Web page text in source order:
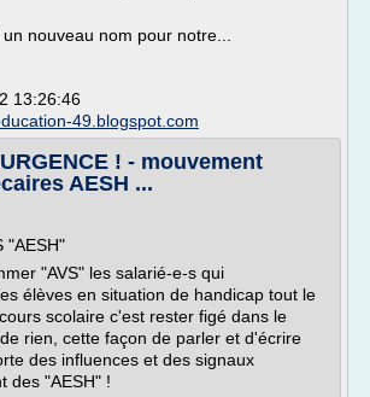
nouveau nom pour notre...
13:26:46
49.blogspot.com
! - mouvement
AESH ...
"AESH"
"AVS" les salarié-e-s qui
élèves en situation de handicap tout le
scolaire c'est rester figé dans le
rien, cette façon de parler et d'écrire
des influences et des signaux
des "AESH" !